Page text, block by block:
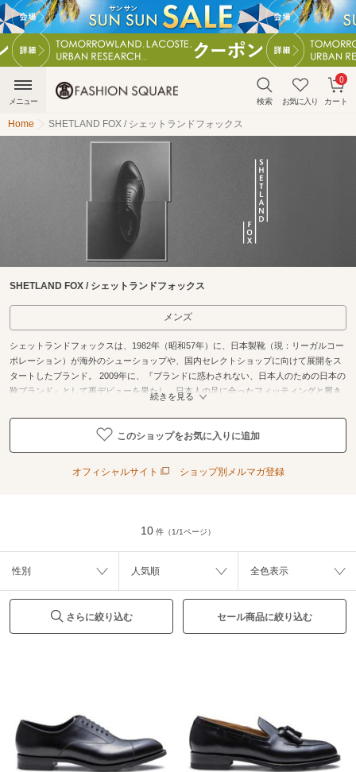
検索 お気に入り カート
0
メニュー
Home SHETLAND FOX / シェットランドフォックス
SHETLAND FOX / シェットランドフォックス
メンズ
シェットランドフォックスは、1982年（昭和57年）に、日本製靴（現：リーガルコー
ポレーション）が海外のシューショップや、国内セレクトショップに向けて展開をス
タートしたブランド。 2009年に、『ブランドに惑わされない、日本人のための日本の
靴ブランド』として再デビューを果たし、日本人の足に合ったフィッティングと履き
派でありながら、唯一無二の存在感とフィッティングをもたらすシューブランド。
続きを見る
このショップをお気に入りに追加
オフィシャルサイト ショップ別メルマガ登録
10 件（1/1ページ）
性別 人気順 全色表示
さらに絞り込む セール商品に絞り込む